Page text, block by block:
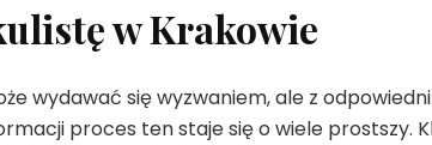
w Krakowie
wydawać się wyzwaniem, ale z
proces ten staje się o wiele prostszy.